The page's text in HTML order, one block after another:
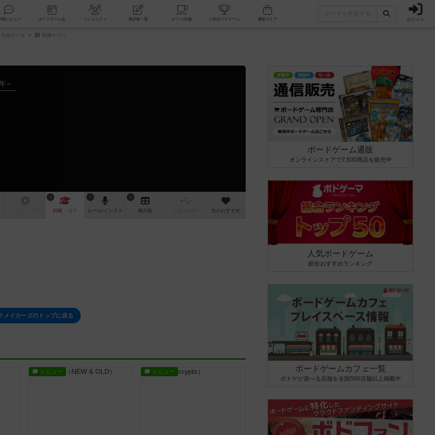
新着レビュー ボードゲーム会 コミュニティ 掲示板一覧 カフェ/店舗 人気ボードゲーム ログイン
作品データ 戦略やコツ
～
1
戦略 ・コツ
1
ルール/インスト
1
掲示板 次のおすすめ
メイカーズのトップに戻る
レビュー レビュー
ボードゲーム通販
オンラインストアで7,500商品を販売中
人気ボードゲーム
総合おすすめランキング
ボードゲームカフェ一覧
ボドゲが遊べる店舗を全国500店舗以上掲載中